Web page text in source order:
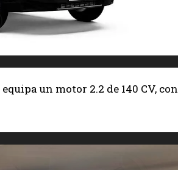
un motor 2.2 de 140 CV, con